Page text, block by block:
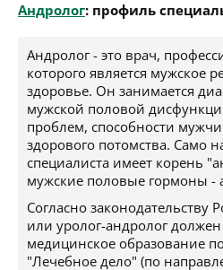
Андролог: профиль
Андролог - это врач,
которого является мужское
здоровье. Он занимается
мужской половой
проблем, способности
здорового потомства. Само
специалиста имеет корень
мужские половые гормоны -
Согласно законодательству
или уролог-андролог
медицинское образование
"Лечебное дело" (по